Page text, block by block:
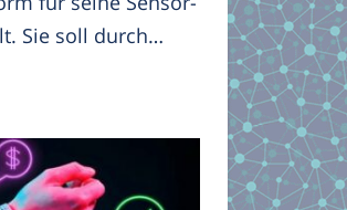
Sie soll durch…